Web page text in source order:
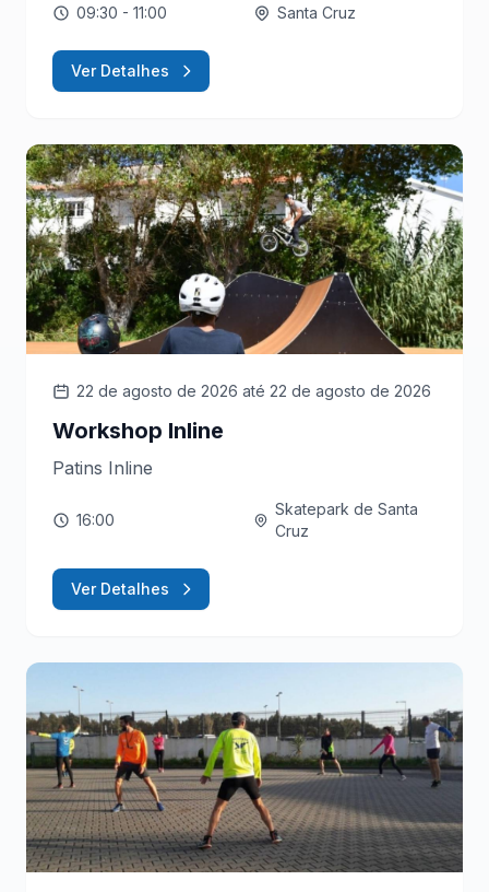
09:30 - 11:00 Santa Cruz
Ver Detalhes
22 de agosto de 2026 até 22 de agosto de 2026
Workshop Inline
Patins Inline
16:00
Skatepark de Santa
Cruz
Ver Detalhes